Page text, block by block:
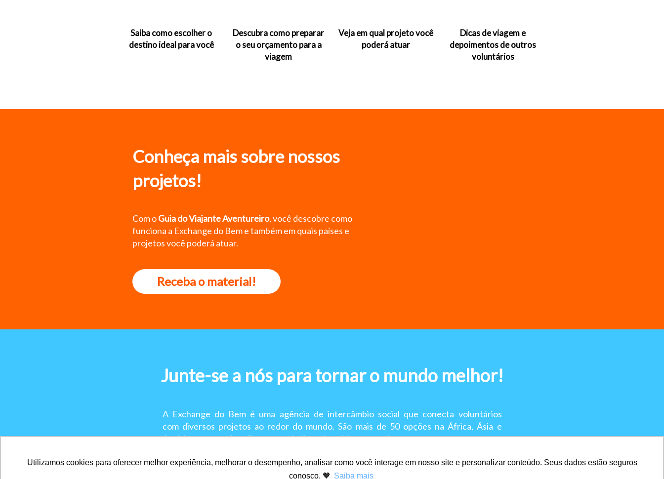
Utilizamos cookies para oferecer melhor experiência, melhorar o desempenho, analisar como você interage em nosso site e personalizar conteúdo. Seus dados estão seguros
conosco. 🧡 Saiba mais
Saiba como escolher o
destino ideal para você
Descubra como preparar
o seu orçamento para a
viagem
Veja em qual projeto você
poderá atuar
Dicas de viagem e
depoimentos de outros
voluntários
Conheça mais sobre nossos
projetos!
Com oGuia do Viajante Aventureiro, você descobre como
funciona a Exchange do Bem e também em quais países e
projetos você poderá atuar.
Receba o material!
Junte-se a nós para tornar o mundo melhor!
A Exchange do Bem é uma agência de intercâmbio social que conecta voluntários
com diversos projetos ao redor do mundo. São mais de 50 opções na África, Ásia e
América para você realizar seu trabalho voluntário no exterior.